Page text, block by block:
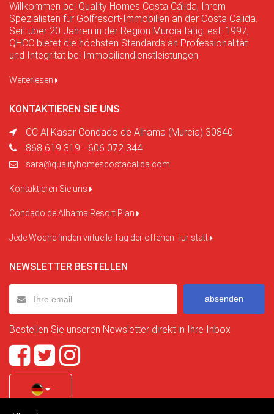
Willkommen bei Quality Homes Costa Cálida, Ihrem
Spezialisten für Golfresort-Immobilien an der Costa Calida.
Seit über 20 Jahren in der Region Murcia tätig. est. 1997,
QHCC bietet die höchsten Standards an Professionalität
und Integrität bei Immobiliendienstleistungen.
Weiterlesen
KONTAKTIEREN SIE UNS
CC Al Kasar Condado de Alhama (Murcia) 30840
868 619 319 - 606 072 344
sara@qualityhomescostacalida.com
Kontaktieren Sie uns
Condado de Alhama Resort Plan
Jede Woche finden virtuelle Tag der offenen Tür statt
NEWSLETTER BESTELLEN
absenden
Bestellen Sie unseren Newsletter direkt in Ihre Inbox